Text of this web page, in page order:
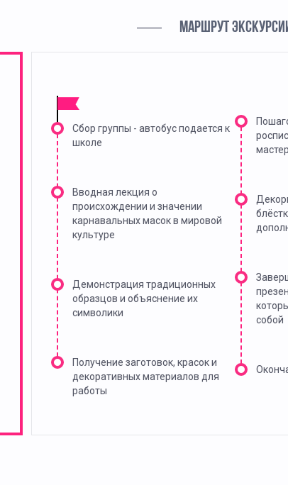
МАРШРУТ
Сбор группы - автобус подается к
школе
Вводная лекция о
происхождении и значении
карнавальных масок в мировой
культуре
Демонстрация традиционных
образцов и объяснение их
символики
Получение заготовок, красок и
декоративных материалов для
работы
собой